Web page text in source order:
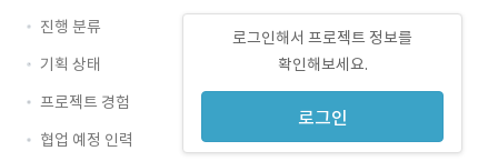
로그인해서 프로젝트 정보를
확인해보세요.
로그인
진행 분류
기획 상태
프로젝트 경험
협업 예정 인력